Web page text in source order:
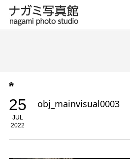
25
JUL
2022
obj_mainvisual0003